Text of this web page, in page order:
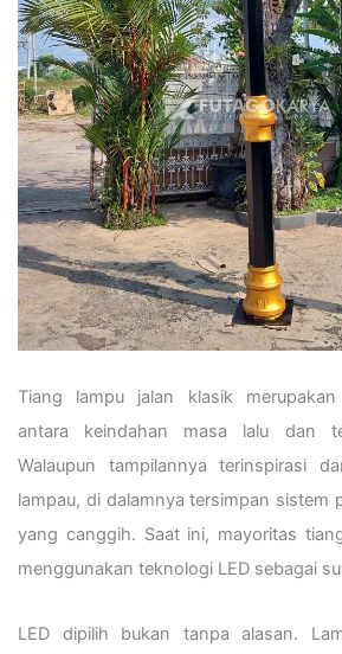
Tiang lampu jalan klasik
antara keindahan masa lalu dan
Walaupun tampilannya terinspirasi
lampau, di dalamnya tersimpan sistem
yang canggih. Saat ini, mayoritas
menggunakan teknologi LED sebagai
LED dipilih bukan tanpa alasan.